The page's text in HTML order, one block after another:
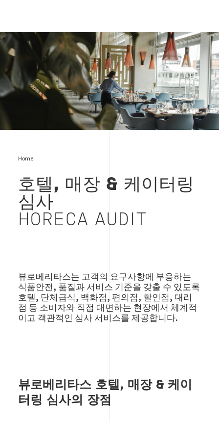
HoReCa Audit
Home
호텔, 매장 & 케이터링
심사
HORECA AUDIT
뷰로베리타스는 고객의 요구사항에 부응하는
식품안전, 품질과 서비스 기준을 갖출 수 있도록
호텔, 단체급식, 백화점, 편의점, 할인점, 대리
점 등 소비자와 직접 대면하는 현장에서 체계적
이고 객관적인 심사 서비스를 제공합니다.
뷰로베리타스 호텔, 매장 & 케이
터링 심사의 장점